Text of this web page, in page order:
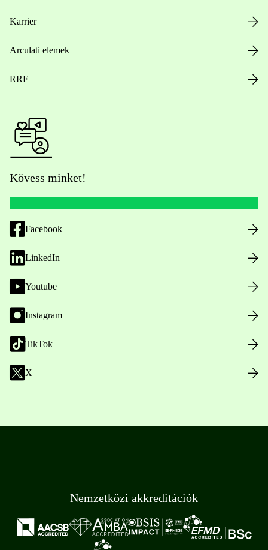
Karrier
Arculati elemek
RRF
Kövess minket!
Facebook
LinkedIn
Youtube
Instagram
TikTok
X
Nemzetközi akkreditációk